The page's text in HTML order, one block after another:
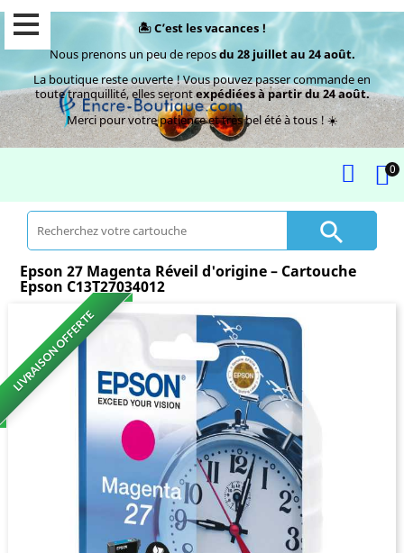
🏝️ C’est les vacances !
Nous prenons un peu de reposdu 28 juillet au 24 août.
La boutique reste ouverte ! Vous pouvez passer commande en
toute tranquillité, elles serontexpédiées à partir du 24 août.
Merci pour votre patience et très bel été à tous ! ☀️
0

Epson 27 Magenta Réveil d'origine – Cartouche
Epson C13T27034012
LIVRAISON OFFERTE